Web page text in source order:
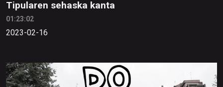
Tipularen sehaska kanta
01:23:02
2023-02-16